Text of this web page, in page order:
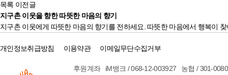
목록 이전글
지구촌 이웃을 향한 따뜻한 마음의 향기
지구촌 이웃에게 따뜻한 마음의 향기를 전하세요. 따뜻한 마음에서 행복이
개인정보취급방침 이용약관 이메일무단수집거부
후원계좌 iM뱅크 / 068-12-003927 농협 / 301-